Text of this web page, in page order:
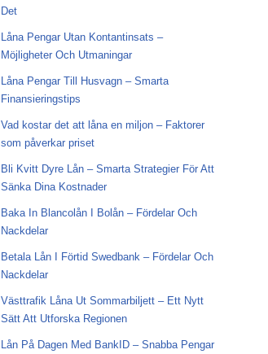
Det
Låna Pengar Utan Kontantinsats –
Möjligheter Och Utmaningar
Låna Pengar Till Husvagn – Smarta
Finansieringstips
Vad kostar det att låna en miljon – Faktorer
som påverkar priset
Bli Kvitt Dyre Lån – Smarta Strategier För Att
Sänka Dina Kostnader
Baka In Blancolån I Bolån – Fördelar Och
Nackdelar
Betala Lån I Förtid Swedbank – Fördelar Och
Nackdelar
Västtrafik Låna Ut Sommarbiljett – Ett Nytt
Sätt Att Utforska Regionen
Lån På Dagen Med BankID – Snabba Pengar